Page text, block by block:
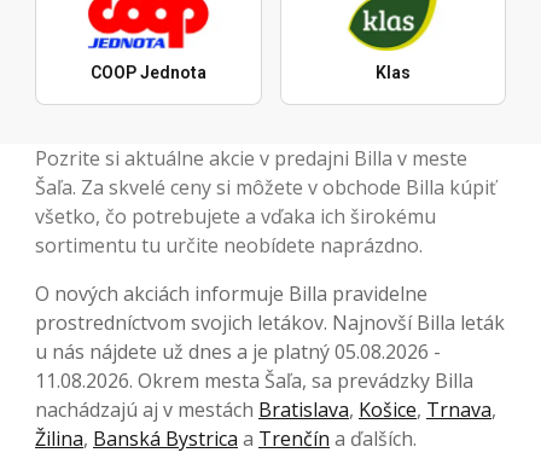
COOP Jednota Klas
Pozrite si aktuálne akcie v predajni Billa v meste
Šaľa. Za skvelé ceny si môžete v obchode Billa kúpiť
všetko, čo potrebujete a vďaka ich širokému
sortimentu tu určite neobídete naprázdno.
O nových akciách informuje Billa pravidelne
prostredníctvom svojich letákov. Najnovší Billa leták
u nás nájdete už dnes a je platný 05.08.2026 -
11.08.2026. Okrem mesta Šaľa, sa prevádzky Billa
nachádzajú aj v mestách Bratislava, Košice, Trnava,
Žilina, Banská Bystrica a Trenčín a ďalších.